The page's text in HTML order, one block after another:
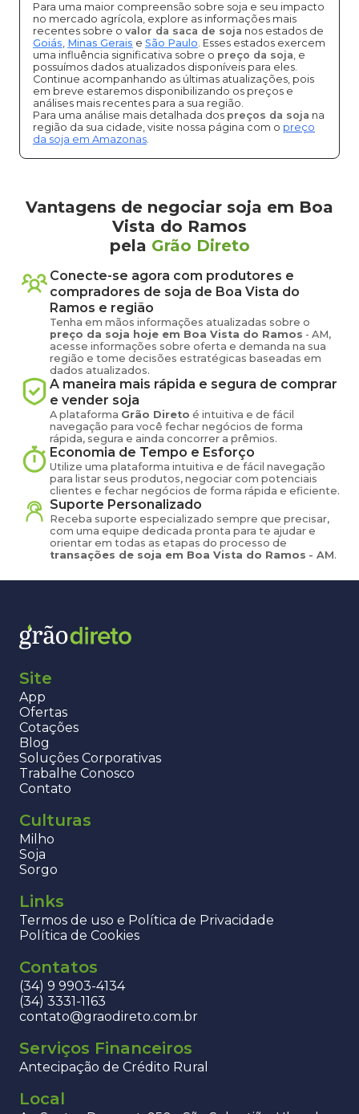
Para uma maior compreensão sobre soja e seu impacto
no mercado agrícola, explore as informações mais
recentes sobre o valor da saca de soja nos estados de
Goiás, Minas Gerais e São Paulo. Esses estados exercem
uma influência significativa sobre o preço da soja, e
possuímos dados atualizados disponíveis para eles.
Continue acompanhando as últimas atualizações, pois
em breve estaremos disponibilizando os preços e
análises mais recentes para a sua região.
Para uma análise mais detalhada dos preços da soja na
região da sua cidade, visite nossa página com o preço
da soja em Amazonas.
Vantagens de negociar soja em Boa
Vista do Ramos
pela Grão Direto
Conecte-se agora com produtores e
compradores de soja de Boa Vista do
Ramos e região
Tenha em mãos informações atualizadas sobre o
preço da soja hoje em Boa Vista do Ramos - AM,
acesse informações sobre oferta e demanda na sua
região e tome decisões estratégicas baseadas em
dados atualizados.
A maneira mais rápida e segura de comprar
e vender soja
A plataforma Grão Direto é intuitiva e de fácil
navegação para você fechar negócios de forma
rápida, segura e ainda concorrer a prêmios.
Economia de Tempo e Esforço
Utilize uma plataforma intuitiva e de fácil navegação
para listar seus produtos, negociar com potenciais
clientes e fechar negócios de forma rápida e eficiente.
Suporte Personalizado
Receba suporte especializado sempre que precisar,
com uma equipe dedicada pronta para te ajudar e
orientar em todas as etapas do processo de
transações de soja em Boa Vista do Ramos - AM.
Site
App
Ofertas
Cotações
Blog
Soluções Corporativas
Trabalhe Conosco
Contato
Culturas
Milho
Soja
Sorgo
Links
Termos de uso e Política de Privacidade
Política de Cookies
Contatos
(34) 9 9903-4134
(34) 3331-1163
contato@graodireto.com.br
Serviços Financeiros
Antecipação de Crédito Rural
Local